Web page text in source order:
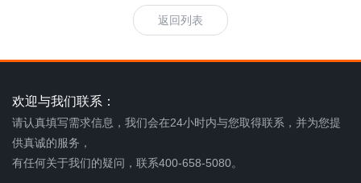
返回列表
欢迎与我们联系：
请认真填写需求信息，我们会在24小时内与您取得联系，并为您提
供真诚的服务，
有任何关于我们的疑问，联系400-658-5080。